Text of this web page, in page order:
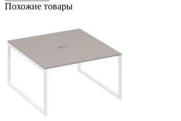
Похожие товары